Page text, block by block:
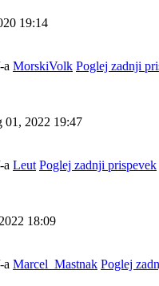
19:14
a MorskiVolk Poglej zadnji
01, 2022 19:47
a Leut Poglej zadnji prispevek
18:09
a Marcel_Mastnak Poglej